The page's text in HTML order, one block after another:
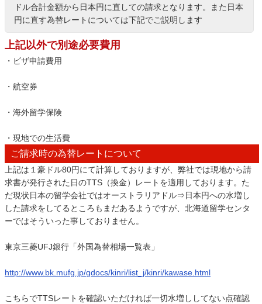
ドル合計金額から日本円に直しての請求となります。また日本
円に直す為替レートについては下記でご説明します
上記以外で別途必要費用
・ビザ申請費用
・航空券
・海外留学保険
・現地での生活費
ご請求時の為替レートについて
上記は１豪ドル80円にて計算しておりますが、弊社では現地から請
求書が発行された日のTTS（換金）レートを適用しております。た
だ現状日本の留学会社ではオーストラリアドル⇒日本円への水増し
した請求をしてるところもまだあるようですが、北海道留学センタ
ーではそういった事しておりません。
東京三菱UFJ銀行「外国為替相場一覧表」
http://www.bk.mufg.jp/gdocs/kinri/list_j/kinri/kawase.html
こちらでTTSレートを確認いただければ一切水増ししてない点確認